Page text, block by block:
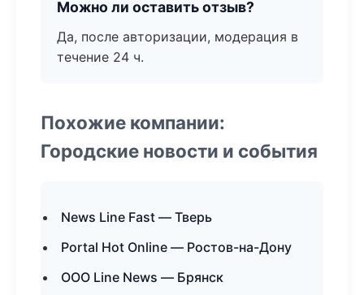
Можно ли оставить отзыв?
Да, после авторизации, модерация в
течение 24 ч.
Похожие компании:
Городские новости и события
News Line Fast — Тверь
Portal Hot Online — Ростов-на-Дону
ООО Line News — Брянск